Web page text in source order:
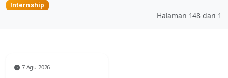
Internship
Halaman 148 dari 1
7 Agu 2026